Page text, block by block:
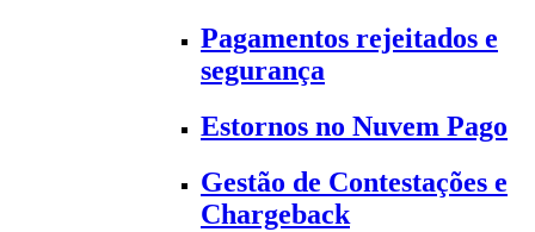
Pagamentos rejeitados e
segurança
Estornos no Nuvem Pago
Gestão de Contestações e
Chargeback